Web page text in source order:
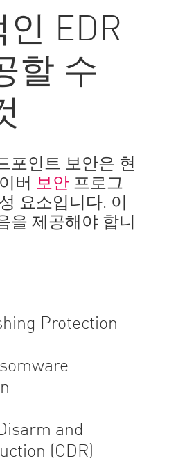
EDR
할 수
포인트 보안은 현
버 보안 프로그
요소입니다. 이
을 제공해야 합니
Protection
and
(CDR)